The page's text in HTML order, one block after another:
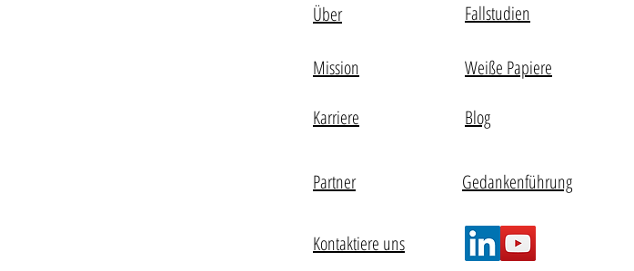
Über
Mission
Karriere
Partner
Kontaktiere uns
Fallstudien
Weiße Papiere
Blog
Gedankenführung